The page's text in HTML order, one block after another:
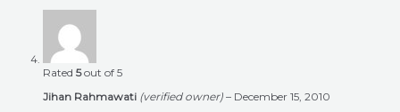
Rated 5out of 5
Jihan Rahmawati (verified owner) – December 15, 2010